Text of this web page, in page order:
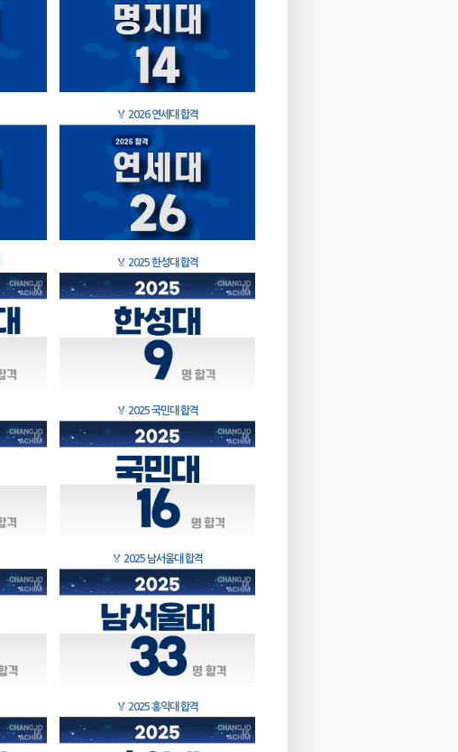
🏅 2026 연세대 합격
🏅 2025 한성대 합격
🏅 2025 국민대 합격
🏅 2025 남서울대 합격
🏅 2025 홍익대 합격